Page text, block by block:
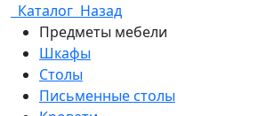
Каталог Назад
Предметы мебели
Шкафы
Столы
Письменные столы